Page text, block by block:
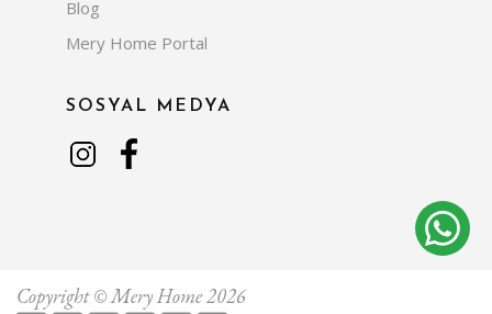
Blog
Mery Home Portal
SOSYAL MEDYA
Copyright © Mery Home 2026